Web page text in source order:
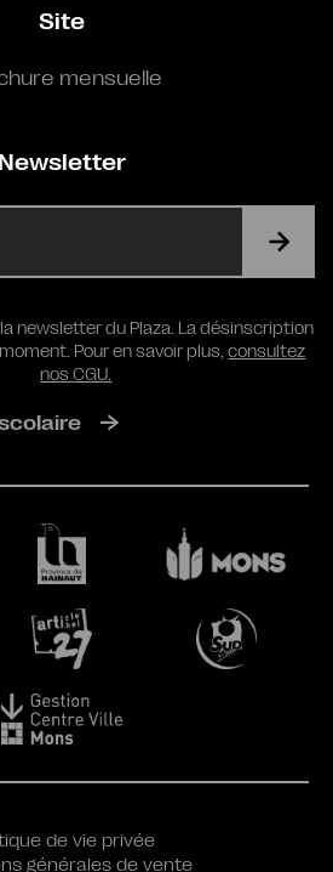
Site
mensuelle
Newsletter
RGPD
newsletter du Plaza. La désinscription
Pour en savoir plus,consultez
nos CGU.
de vie privée
générales de vente